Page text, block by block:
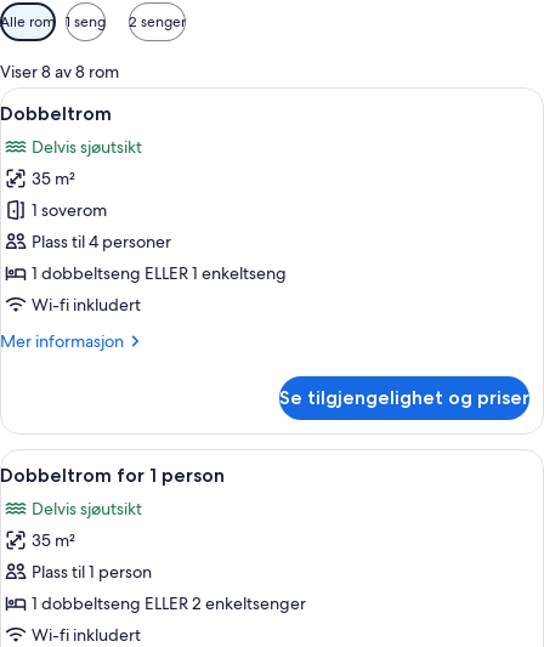
Tilgjengelige
filtre
for
rom
Alle rom 1 seng 2 senger
Viser 8 av 8 rom
Åpne
alle
bildene
av
Dobbeltrom
Skrivebord, blendingsgardiner,
6
Dobbeltrom
Delvis sjøutsikt
35 m²
1 soverom
Plass til 4 personer
1 dobbeltseng ELLER 1 enkeltseng
Wi-fi inkludert
Mer informasjon
Mer
Se tilgjengelighet og priser
Åpne
alle
bildene
av
Dobbeltrom
for
1
Skrivebord, blendingsgardiner,
7
Dobbeltrom for 1 person
Delvis sjøutsikt
35 m²
Plass til 1 person
1 dobbeltseng ELLER 2 enkeltsenger
Wi-fi inkludert